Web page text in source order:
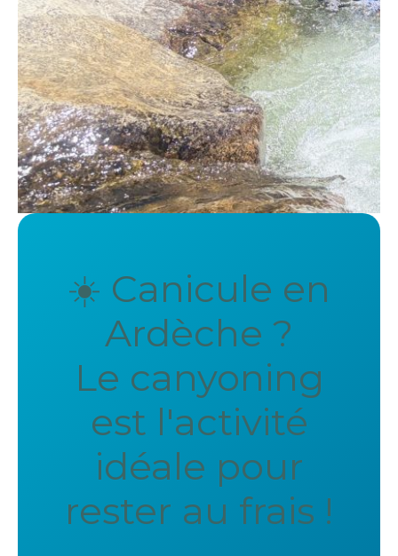
☀️ Canicule en
Ardèche ?
Le canyoning
est l'activité
idéale pour
rester au frais !